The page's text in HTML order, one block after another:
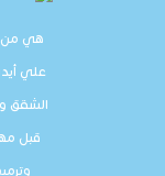
هي من
علي
الشقق
قبل